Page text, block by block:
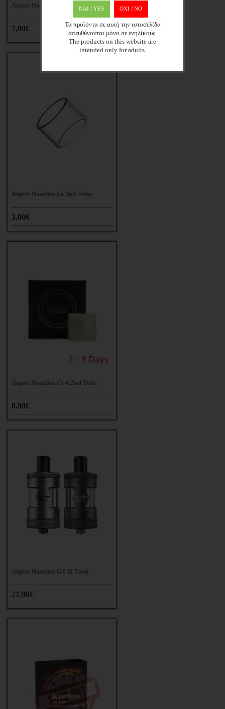
Aspire Nautilus Aio Pods
7,00€
Aspire Nautilus Gt 3ml Tube
3,00€
Aspire Nautilus Gt 4,2ml Tube
8,90€
Aspire Nautilus GT II Tank
27,90€
ΝΑΙ / YES OXI / ΝΟ
Τα προϊόντα σε αυτή την ιστοσελίδα
απευθύνονται μόνο σε ενηλίκους.
The products on this website are
intended only for adults.